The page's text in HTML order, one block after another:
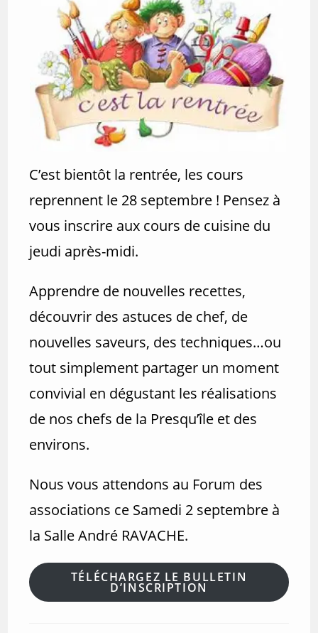
C’est bientôt la rentrée, les cours
reprennent le 28 septembre ! Pensez à
vous inscrire aux cours de cuisine du
jeudi après-midi.
Apprendre de nouvelles recettes,
découvrir des astuces de chef, de
nouvelles saveurs, des techniques…ou
tout simplement partager un moment
convivial en dégustant les réalisations
de nos chefs de la Presqu’île et des
environs.
Nous vous attendons au Forum des
associations ce Samedi 2 septembre à
la Salle André RAVACHE.
TÉLÉCHARGEZ LE BULLETIN
D’INSCRIPTION